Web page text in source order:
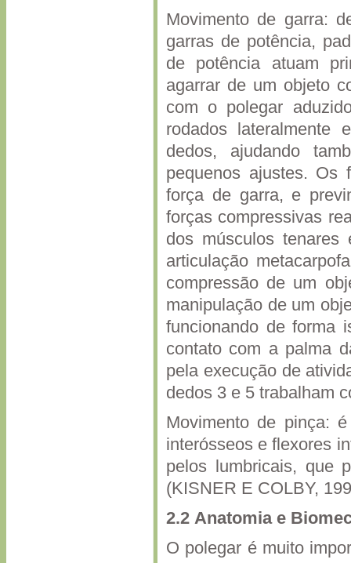
Movimento de garra:
garras de potência,
de potência atuam
agarrar de um objeto
com o polegar
rodados lateralmente
dedos, ajudando
pequenos ajustes. Os
força de garra, e
forças compressivas
dos músculos
articulação
compressão de um
manipulação de um
funcionando de forma
contato com a palma
pela execução de
dedos 3 e 5 trabalham
Movimento de pinça:
interósseos e flexores
pelos lumbricais, que
(KISNER E COLBY,
2.2 Anatomia e
O polegar é muito